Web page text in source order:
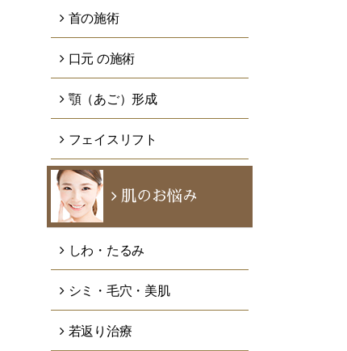
首の施術
口元 の施術
顎（あご）形成
フェイスリフト
肌のお悩み
しわ・たるみ
シミ・毛穴・美肌
若返り治療